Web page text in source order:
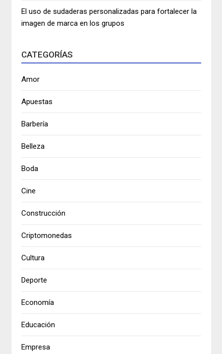
El uso de sudaderas personalizadas para fortalecer la
imagen de marca en los grupos
CATEGORÍAS
Amor
Apuestas
Barbería
Belleza
Boda
Cine
Construcción
Criptomonedas
Cultura
Deporte
Economía
Educación
Empresa